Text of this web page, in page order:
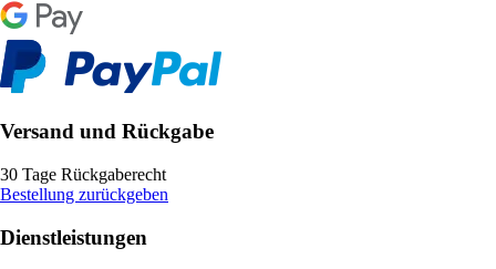
Versand und Rückgabe
30 Tage Rückgaberecht
Bestellung zurückgeben
Dienstleistungen